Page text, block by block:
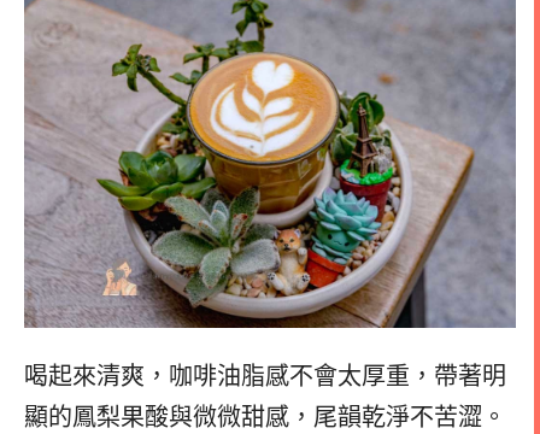
喝起來清爽，咖啡油脂感不會太厚重，帶著明
顯的鳳梨果酸與微微甜感，尾韻乾淨不苦澀。